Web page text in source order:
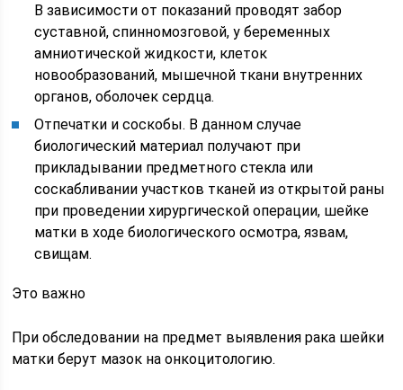
В зависимости от показаний проводят забор
суставной, спинномозговой, у беременных
амниотической жидкости, клеток
новообразований, мышечной ткани внутренних
органов, оболочек сердца.
Отпечатки и соскобы. В данном случае
биологический материал получают при
прикладывании предметного стекла или
соскабливании участков тканей из открытой раны
при проведении хирургической операции, шейке
матки в ходе биологического осмотра, язвам,
свищам.
Это важно
При обследовании на предмет выявления рака шейки
матки берут мазок на онкоцитологию.